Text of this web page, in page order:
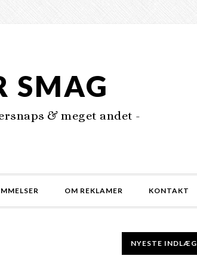
SMAG
& meget andet -
OM REKLAMER KONTAKT
NYESTE INDLÆG